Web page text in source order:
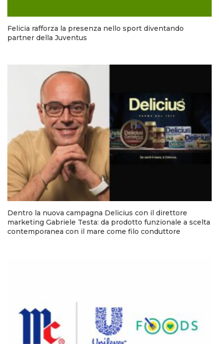
Felicia rafforza la presenza nello sport diventando
partner della Juventus
Dentro la nuova campagna Delicius con il direttore
marketing Gabriele Testa: da prodotto funzionale a scelta
contemporanea con il mare come filo conduttore